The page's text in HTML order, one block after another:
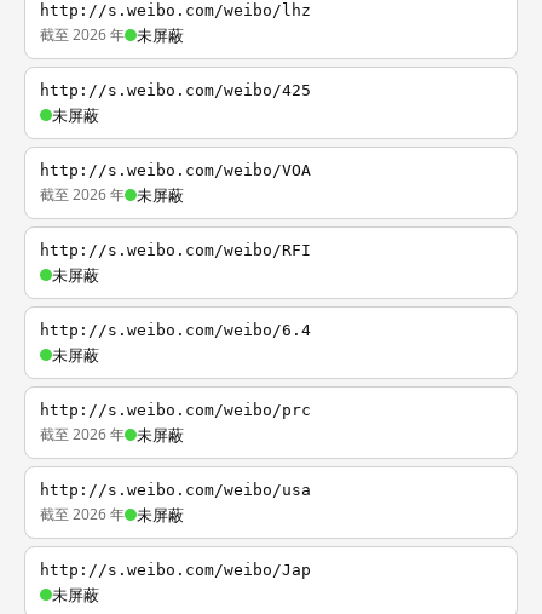
http://s.weibo.com/weibo/lhz
截至 2026 年 未屏蔽
http://s.weibo.com/weibo/425
未屏蔽
http://s.weibo.com/weibo/VOA
截至 2026 年 未屏蔽
http://s.weibo.com/weibo/RFI
未屏蔽
http://s.weibo.com/weibo/6.4
未屏蔽
http://s.weibo.com/weibo/prc
截至 2026 年 未屏蔽
http://s.weibo.com/weibo/usa
截至 2026 年 未屏蔽
http://s.weibo.com/weibo/Jap
未屏蔽